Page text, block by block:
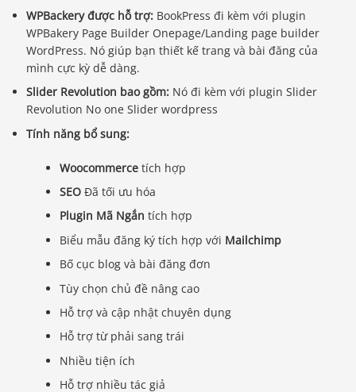
WPBackery được hỗ trợ: BookPress đi kèm với plugin
WPBakery Page Builder Onepage/Landing page builder
WordPress. Nó giúp bạn thiết kế trang và bài đăng của
mình cực kỳ dễ dàng.
Slider Revolution bao gồm: Nó đi kèm với plugin Slider
Revolution No one Slider wordpress
Tính năng bổ sung:
Woocommerce tích hợp
SEO Đã tối ưu hóa
Plugin Mã Ngắn tích hợp
Biểu mẫu đăng ký tích hợp với Mailchimp
Bố cục blog và bài đăng đơn
Tùy chọn chủ đề nâng cao
Hỗ trợ và cập nhật chuyên dụng
Hỗ trợ từ phải sang trái
Nhiều tiện ích
Hỗ trợ nhiều tác giả